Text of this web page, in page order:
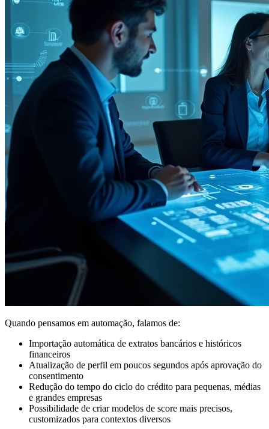
Quando pensamos em automação, falamos de:
Importação automática de extratos bancários e históricos
financeiros
Atualização de perfil em poucos segundos após aprovação do
consentimento
Redução do tempo do ciclo do crédito para pequenas, médias
e grandes empresas
Possibilidade de criar modelos de score mais precisos,
customizados para contextos diversos